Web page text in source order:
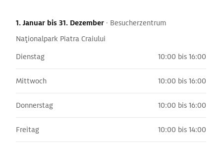
1. Januar bis 31. Dezember · Besucherzentrum
Naţionalpark Piatra Craiului
Dienstag
10:00 bis 16:00
Mittwoch 10:00 bis 16:00
Donnerstag 10:00 bis 16:00
Freitag 10:00 bis 14:00